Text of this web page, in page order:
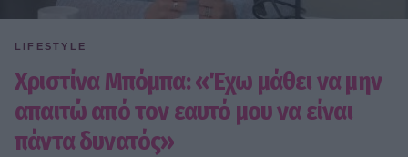
LIFESTYLE
Χριστίνα Μπόμπα: «Έχω μάθει να μην
απαιτώ από τον εαυτό μου να είναι
πάντα δυνατός»